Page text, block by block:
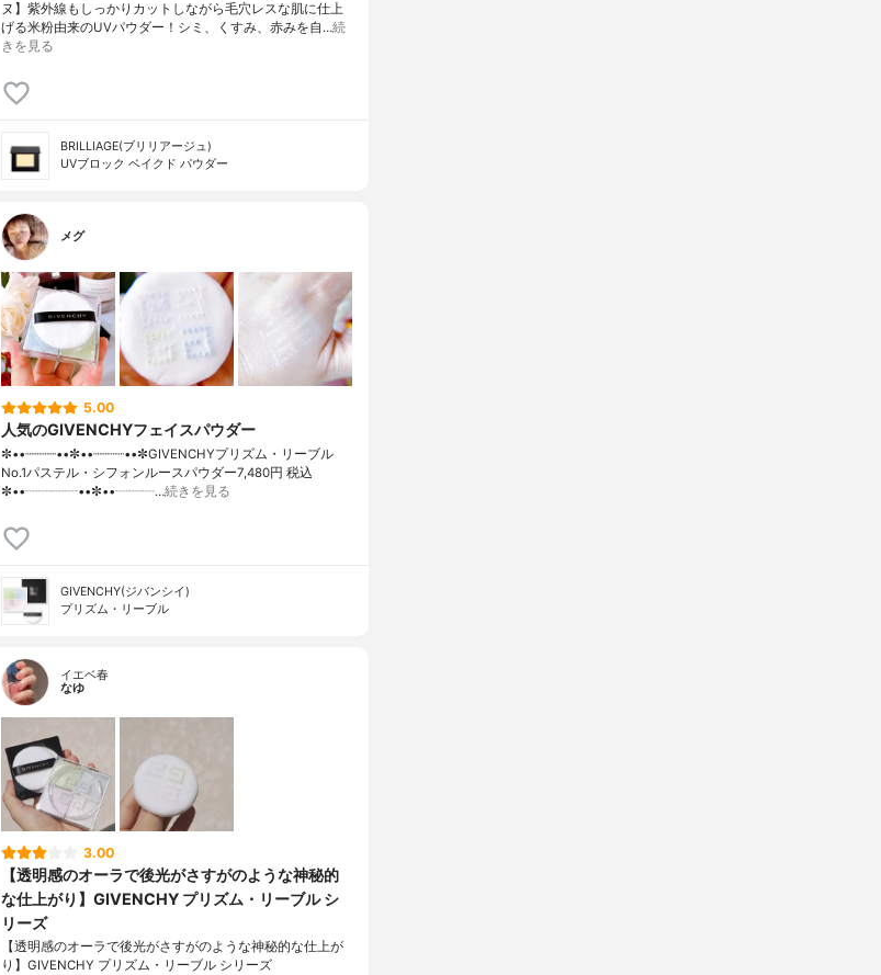
ヌ】紫外線もしっかりカットしながら毛穴レスな肌に仕上
げる米粉由来のUVパウダー！シミ、くすみ、赤みを自…続
きを見る
BRILLIAGE(ブリリアージュ)
UVブロック ベイクド パウダー
メグ
5.00
人気のGIVENCHYフェイスパウダー
✼••┈┈┈┈••✼••┈┈┈┈••✼GIVENCHYプリズム・リーブル
No.1パステル・シフォンルースパウダー7,480円 税込
✼••┈┈┈┈••✼••┈┈┈…続きを見る
GIVENCHY(ジバンシイ)
プリズム・リーブル
イエベ春
なゆ
3.00
【透明感のオーラで後光がさすがのような神秘的
な仕上がり】GIVENCHY プリズム・リーブル シ
リーズ
【透明感のオーラで後光がさすがのような神秘的な仕上が
り】GIVENCHY プリズム・リーブル シリーズ